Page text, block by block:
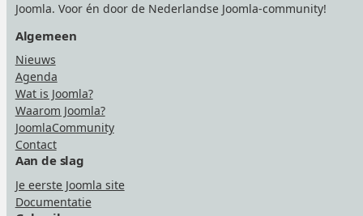
Joomla. Voor én door de Nederlandse Joomla-community!
Algemeen
Nieuws
Agenda
Wat is Joomla?
Waarom Joomla?
JoomlaCommunity
Contact
Aan de slag
Je eerste Joomla site
Documentatie